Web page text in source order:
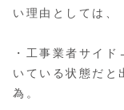
い理由としては
・工事業者サイ
いている状態だと
為。